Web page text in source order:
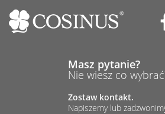
Masz pytanie?
Nie wiesz co
Zostaw kontakt.
Napiszemy lub